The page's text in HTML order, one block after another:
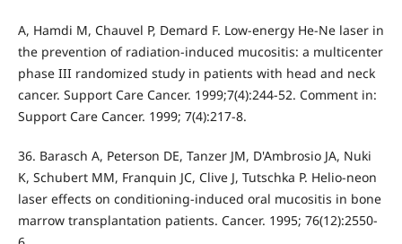
A, Hamdi M, Chauvel P, Demard F. Low-energy He-Ne laser in
the prevention of radiation-induced mucositis: a multicenter
phase III randomized study in patients with head and neck
cancer. Support Care Cancer. 1999;7(4):244-52. Comment in:
Support Care Cancer. 1999; 7(4):217-8.
36. Barasch A, Peterson DE, Tanzer JM, D'Ambrosio JA, Nuki
K, Schubert MM, Franquin JC, Clive J, Tutschka P. Helio-neon
laser effects on conditioning-induced oral mucositis in bone
marrow transplantation patients. Cancer. 1995; 76(12):2550-